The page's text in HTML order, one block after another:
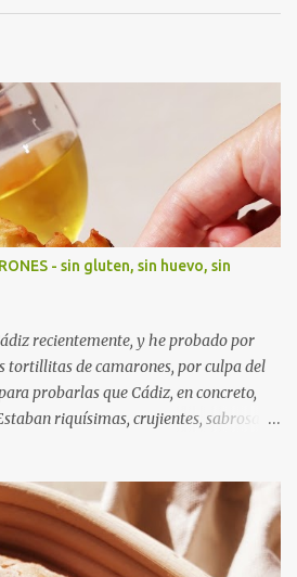
- sin gluten, sin huevo, sin
recientemente, y he probado por
tortillitas de camarones, por culpa del
probarlas que Cádiz, en concreto,
riquísimas, crujientes, sabrosas...